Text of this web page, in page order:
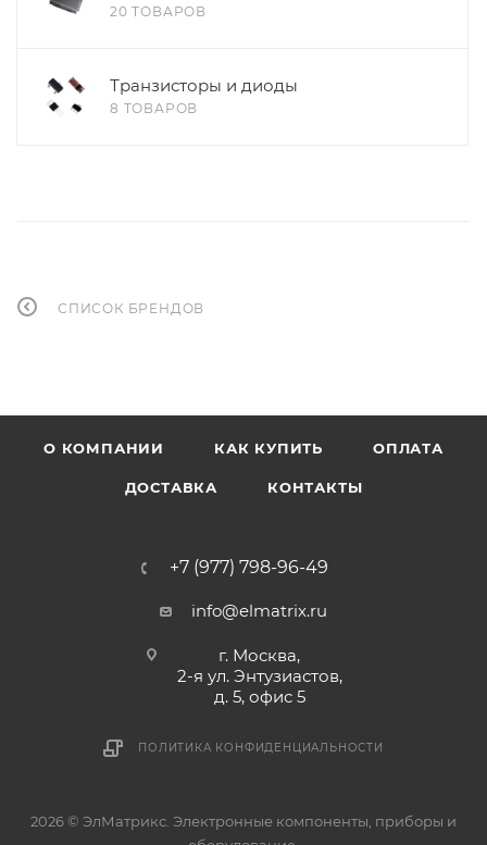
20 ТОВАРОВ
Транзисторы и диоды
8 ТОВАРОВ
СПИСОК БРЕНДОВ
О КОМПАНИИ КАК КУПИТЬ ОПЛАТА
ДОСТАВКА КОНТАКТЫ
+7 (977) 798-96-49
info@elmatrix.ru
г. Москва,
2-я ул. Энтузиастов,
д. 5, офис 5
ПОЛИТИКА КОНФИДЕНЦИАЛЬНОСТИ
2026 © ЭлМатрикс. Электронные компоненты, приборы и